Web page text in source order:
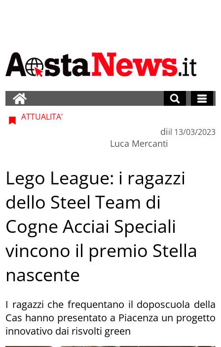
ATTUALITA'
di
Luca Mercanti
il 13/03/2023
Lego League: i ragazzi
dello Steel Team di
Cogne Acciai Speciali
vincono il premio Stella
nascente
I ragazzi che frequentano il doposcuola della
Cas hanno presentato a Piacenza un progetto
innovativo dai risvolti green